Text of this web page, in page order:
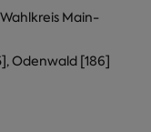
Main-
Odenwald [186]